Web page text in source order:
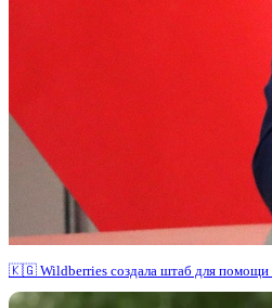
🇰🇬 Wildberries создала штаб для помощи